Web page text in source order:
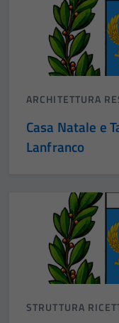
ARCHITETTURA
Casa Natale e
Lanfranco
STRUTTURA